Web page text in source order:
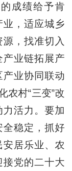
成绩给予肯
，适应城乡
，找准切入
产业链拓展产
业协同联动
农村“三变”改
活力。要加
全稳定，抓好
居乐业、农
党的二十大